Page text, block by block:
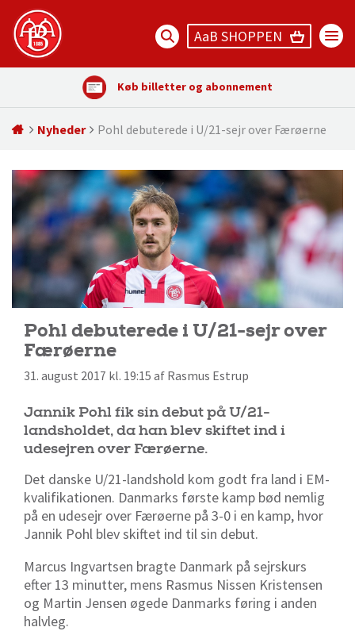
AaB SHOPPEN
Køb billetter og abonnement
Nyheder Pohl debuterede i U/21-sejr over Færøerne
Pohl debuterede i U/21-sejr over
Færøerne
31. august 2017 kl. 19:15 af Rasmus Estrup
Jannik Pohl fik sin debut på U/21-
landsholdet, da han blev skiftet ind i
udesejren over Færøerne.
Det danske U/21-landshold kom godt fra land i EM-
kvalifikationen. Danmarks første kamp bød nemlig
på en udesejr over Færøerne på 3-0 i en kamp, hvor
Jannik Pohl blev skiftet ind til sin debut.
Marcus Ingvartsen bragte Danmark på sejrskurs
efter 13 minutter, mens Rasmus Nissen Kristensen
og Martin Jensen øgede Danmarks føring i anden
halvleg.